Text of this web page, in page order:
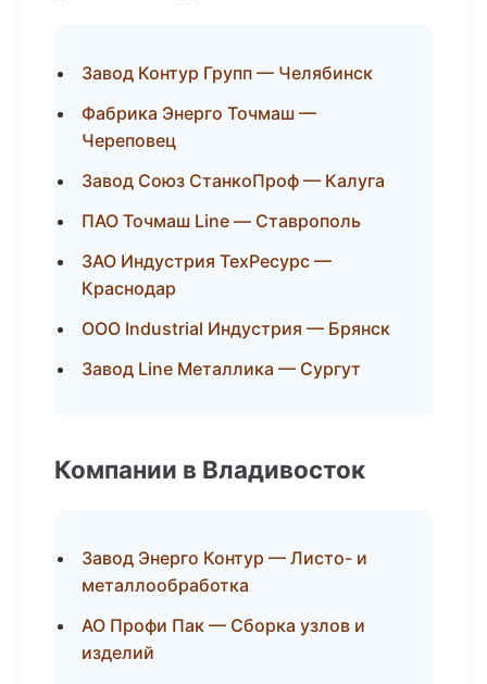
Завод Контур Групп — Челябинск
Фабрика Энерго Точмаш —
Череповец
Завод Союз СтанкоПроф — Калуга
ПАО Точмаш Line — Ставрополь
ЗАО Индустрия ТехРесурс —
Краснодар
ООО Industrial Индустрия — Брянск
Завод Line Металлика — Сургут
Компании в Владивосток
Завод Энерго Контур — Листо- и
металлообработка
АО Профи Пак — Сборка узлов и
изделий